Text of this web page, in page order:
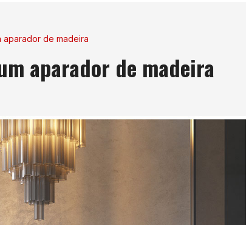
Quarto
aparador de madeira
aparador de madeira